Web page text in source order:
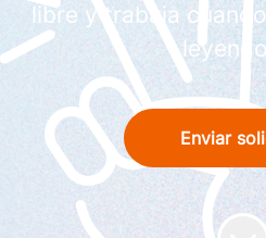
libre y trabaja
Enviar